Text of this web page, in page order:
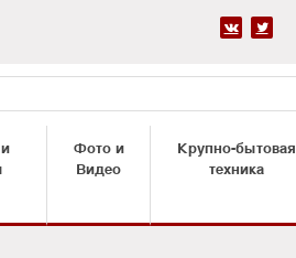
 
Фото и
Видео
Крупно-бытовая
техника